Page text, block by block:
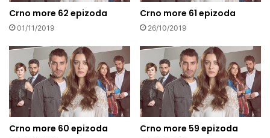
Crno more 62 epizoda
01/11/2019
Crno more 61 epizoda
26/10/2019
Crno more 60 epizoda Crno more 59 epizoda